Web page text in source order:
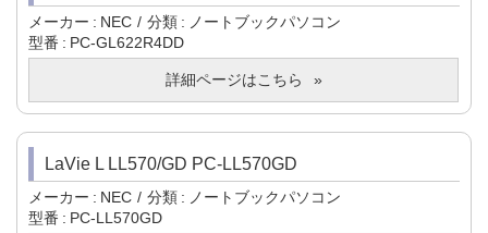
メーカー NEC 分類
ノートブックパソコン
型番
PC-GL622R4DD
詳細ページはこちら
LaVie L LL570/GD PC-LL570GD
メーカー NEC 分類
ノートブックパソコン
型番
PC-LL570GD